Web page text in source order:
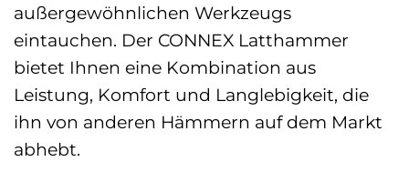
außergewöhnlichen Werkzeugs
eintauchen. Der CONNEX Latthammer
bietet Ihnen eine Kombination aus
Leistung, Komfort und Langlebigkeit, die
ihn von anderen Hämmern auf dem Markt
abhebt.